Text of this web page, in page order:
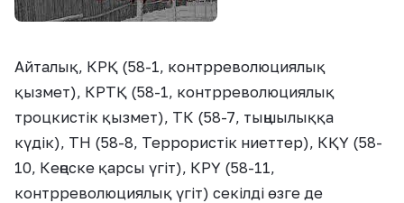
Айталық, КРҚ (58-1, контрреволюциялық
қызмет), КРТҚ (58-1, контрреволюциялық
троцкистік қызмет), ТК (58-7, тыңшылыққа
күдік), ТН (58-8, Террористік ниеттер), КҚҮ (58-
10, Кеңеске қарсы үгіт), КРҮ (58-11,
контрреволюциялық үгіт) секілді өзге де